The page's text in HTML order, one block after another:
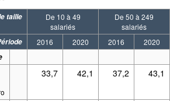
taille
De 10 à 49
salariés
De 50 à 249
salariés
2016 2020 2016 2020
33,7 42,1 37,2 43,1